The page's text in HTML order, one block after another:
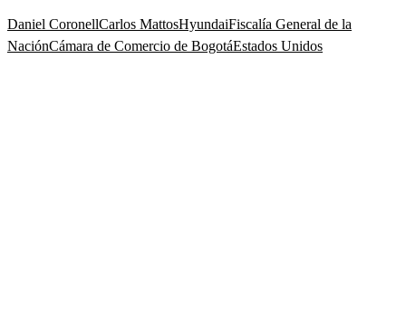
Daniel CoronellCarlos MattosHyundaiFiscalía General de la
NaciónCámara de Comercio de BogotáEstados Unidos